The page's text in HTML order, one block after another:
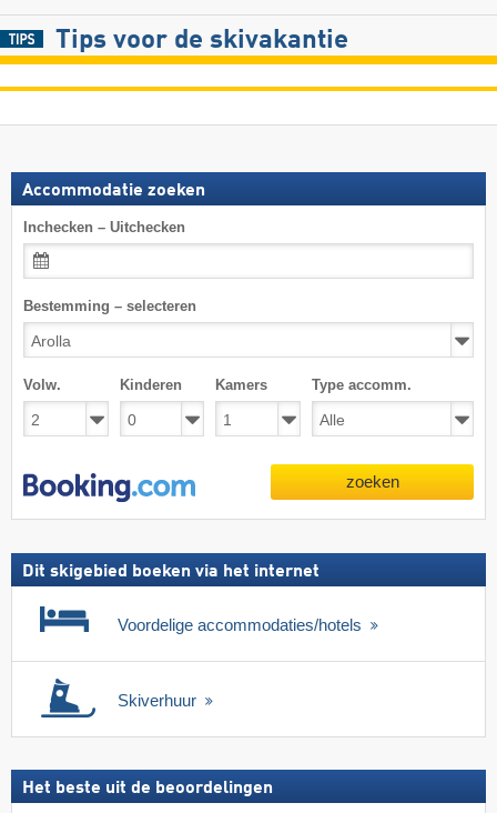
Tips voor de skivakantie
Accommodatie zoeken
Inchecken – Uitchecken
Bestemming – selecteren
Volw. Kinderen Kamers Type accomm.
zoeken
Dit skigebied boeken via het internet
Voordelige accommodaties/hotels
Skiverhuur
Het beste uit de beoordelingen